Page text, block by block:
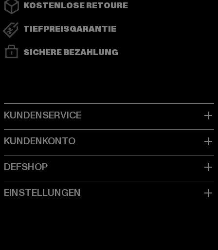
KOSTENLOSE RETOURE
TIEFPREISGARANTIE
SICHERE BEZAHLUNG